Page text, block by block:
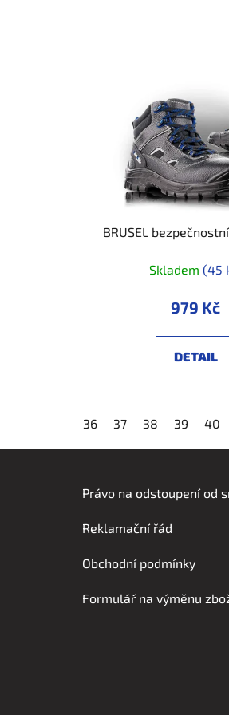
BRUSEL
Skladem (45
979 Kč
DETAIL
36 37 38 39 40
Právo na odstoupení od
Reklamační řád
Obchodní podmínky
Formulář na výměnu